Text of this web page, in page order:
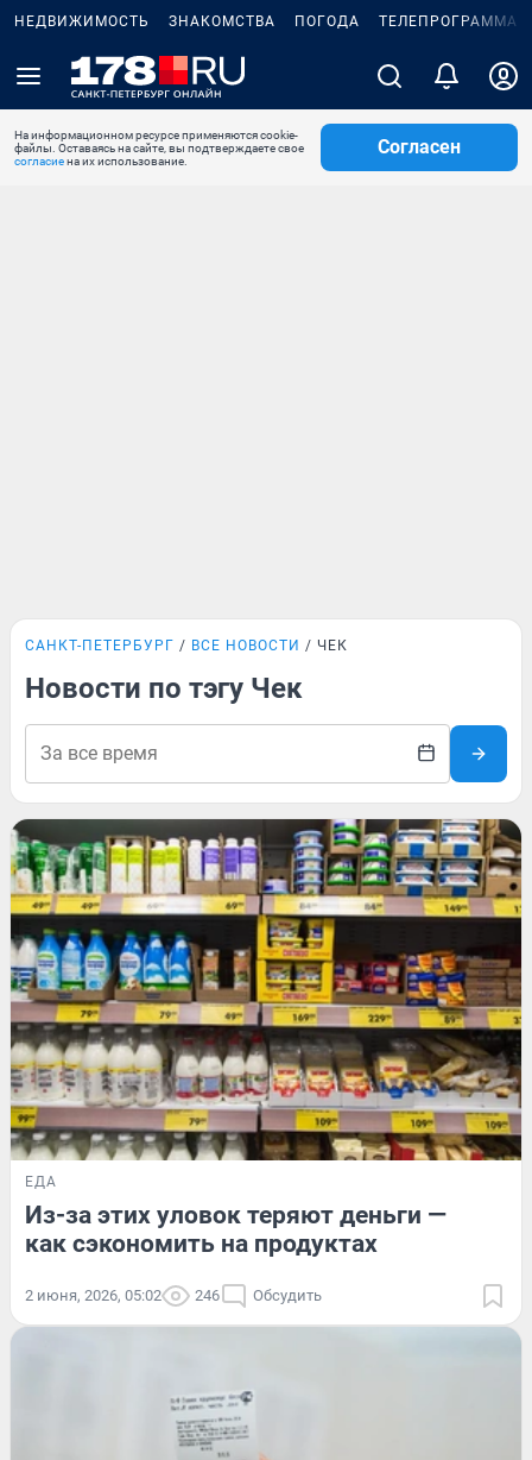
НЕДВИЖИМОСТЬ ЗНАКОМСТВА ПОГОДА ТЕЛЕПРОГРАММА
На информационном ресурсе применяются cookie-
файлы. Оставаясь на сайте, вы подтверждаете свое
согласиена их использование.
Согласен
САНКТ-ПЕТЕРБУРГ ВСЕ НОВОСТИ ЧЕК
Новости по тэгу Чек
ЕДА
Из-за этих уловок теряют деньги —
как сэкономить на продуктах
2 июня, 2026, 05:02 246 Обсудить